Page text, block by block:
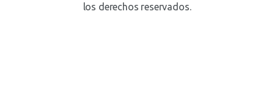
los derechos reservados.